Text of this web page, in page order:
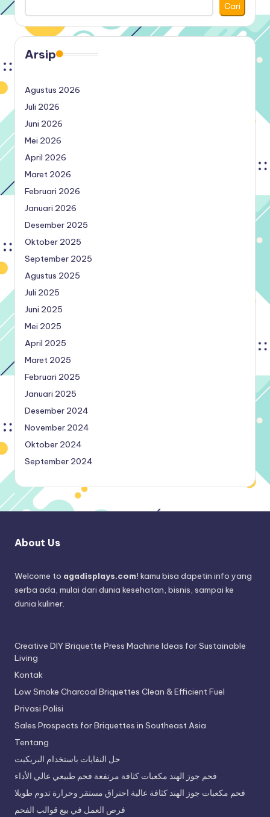
Cari
Arsip
Agustus 2026
Juli 2026
Juni 2026
Mei 2026
April 2026
Maret 2026
Februari 2026
Januari 2026
Desember 2025
Oktober 2025
September 2025
Agustus 2025
Juli 2025
Juni 2025
Mei 2025
April 2025
Maret 2025
Februari 2025
Januari 2025
Desember 2024
November 2024
Oktober 2024
September 2024
About Us
Welcome to agadisplays.com! kamu bisa dapetin info yang
serba ada, mulai dari dunia kesehatan, bisnis, sampai ke
dunia kuliner.
Creative DIY Briquette Press Machine Ideas for Sustainable
Living
Kontak
Low Smoke Charcoal Briquettes Clean & Efficient Fuel
Privasi Polisi
Sales Prospects for Briquettes in Southeast Asia
Tentang
حل النفايات باستخدام البريكيت
فحم جوز الهند مكعبات كثافة مرتفعة فحم طبيعي عالي الأداء
فحم مكعبات جوز الهند كثافة عالية احتراق مستقر وحرارة تدوم طويلا
فرص العمل في بيع قوالب الفحم